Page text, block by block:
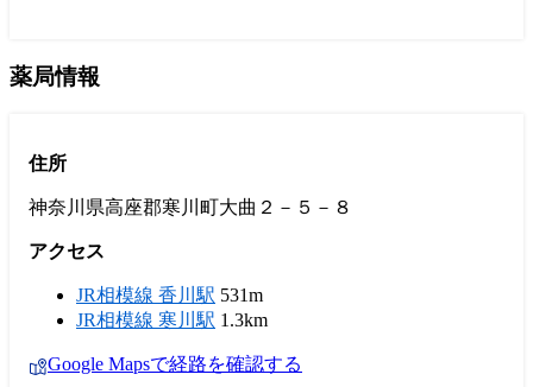
薬局情報
住所
神奈川県高座郡寒川町大曲２－５－８
アクセス
JR相模線 香川駅 531m
JR相模線 寒川駅 1.3km
Google Mapsで経路を確認する